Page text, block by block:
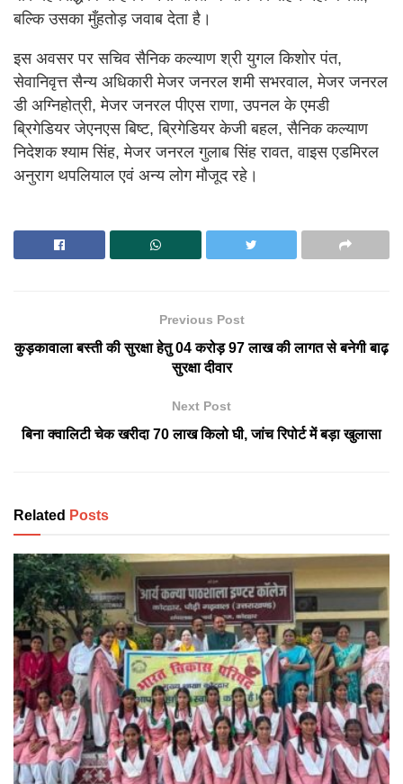
बल्कि उसका मुँहतोड़ जवाब देता है।
इस अवसर पर सचिव सैनिक कल्याण श्री युगल किशोर पंत,
सेवानिवृत्त सैन्य अधिकारी मेजर जनरल शमी सभरवाल, मेजर जनरल
डी अग्निहोत्री, मेजर जनरल पीएस राणा, उपनल के एमडी
ब्रिगेडियर जेएनएस बिष्ट, ब्रिगेडियर केजी बहल, सैनिक कल्याण
निदेशक श्याम सिंह, मेजर जनरल गुलाब सिंह रावत, वाइस एडमिरल
अनुराग थपलियाल एवं अन्य लोग मौजूद रहे।
Previous Post
कुड़कावाला बस्ती की सुरक्षा हेतु 04 करोड़ 97 लाख की लागत से बनेगी बाढ़
सुरक्षा दीवार
Next Post
बिना क्वालिटी चेक खरीदा 70 लाख किलो घी, जांच रिपोर्ट में बड़ा खुलासा
Related Posts